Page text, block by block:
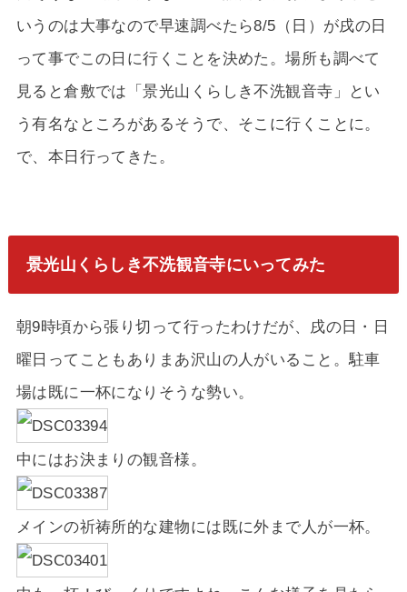
いうのは大事なので早速調べたら8/5（日）が戌の日
って事でこの日に行くことを決めた。場所も調べて
見ると倉敷では「景光山くらしき不洗観音寺」とい
う有名なところがあるそうで、そこに行くことに。
で、本日行ってきた。
景光山くらしき不洗観音寺にいってみた
朝9時頃から張り切って行ったわけだが、戌の日・日
曜日ってこともありまあ沢山の人がいること。駐車
場は既に一杯になりそうな勢い。
中にはお決まりの観音様。
メインの祈祷所的な建物には既に外まで人が一杯。